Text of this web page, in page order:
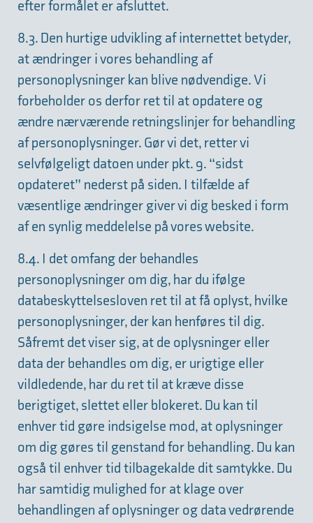
efter formålet er afsluttet.
8.3. Den hurtige udvikling af internettet betyder,
at ændringer i vores behandling af
personoplysninger kan blive nødvendige. Vi
forbeholder os derfor ret til at opdatere og
ændre nærværende retningslinjer for behandling
af personoplysninger. Gør vi det, retter vi
selvfølgeligt datoen under pkt. 9. “sidst
opdateret” nederst på siden. I tilfælde af
væsentlige ændringer giver vi dig besked i form
af en synlig meddelelse på vores website.
8.4. I det omfang der behandles
personoplysninger om dig, har du ifølge
databeskyttelsesloven ret til at få oplyst, hvilke
personoplysninger, der kan henføres til dig.
Såfremt det viser sig, at de oplysninger eller
data der behandles om dig, er urigtige eller
vildledende, har du ret til at kræve disse
berigtiget, slettet eller blokeret. Du kan til
enhver tid gøre indsigelse mod, at oplysninger
om dig gøres til genstand for behandling. Du kan
også til enhver tid tilbagekalde dit samtykke. Du
har samtidig mulighed for at klage over
behandlingen af oplysninger og data vedrørende